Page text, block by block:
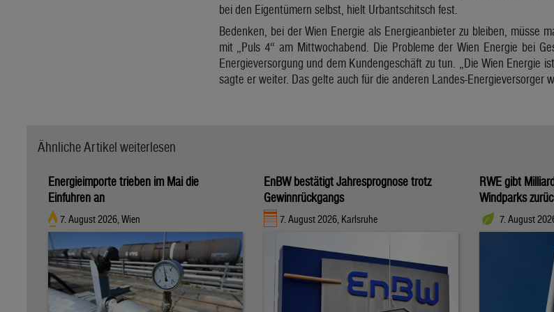
bei den Eigentümern selbst, hielt Urbantschitsch fest.
Bedenken, bei der Wien Energie als Energieanbieter zu bleiben, müsse
mit „Puls 4“ am Mittwochabend. Die Probleme der Wien Energie bei
Energieversorgung und dem Kundengeschäft zu tun. „Die Wien Energie
sagte er weiter. Das gelte auch für die anderen Landes-Energieversorger
Ähnliche Artikel weiterlesen
Energieimporte trieben im Mai die
Einfuhren an
7. August 2026, Wien
EnBW bestätigt Jahresprognose trotz
Gewinnrückgangs
7. August 2026, Karlsruhe
RWE gibt
Windparks
7. August